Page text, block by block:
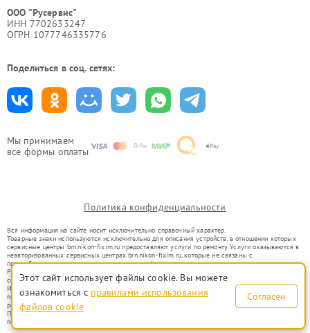
Мы принимаем
все формы оплаты
ООО "Русервис"
ИНН 7702633247
ОГРН 1077746335776
Поделиться в соц. сетях:
Политика конфиденциальности
Вся информация на сайте носит исключительно справочный характер.
Товарные знаки используются исключительно для описания устройств, в отношении которых
сервисные центры brn.nikon-fixim.ru предоставляют услуги по ремонту. Услуги оказываются в
неавторизованных сервисных центрах brn.nikon-fixim.ru, которые не связаны с
правообладателями товарных знаков или их официальными представителями.
Ремонт осуществляется для устройств, уже введенных в гражданский оборот в соответствии
со статьей 1487 ГК РФ.
Использование товарных знаков не преследует цели индивидуализации услуг или введения
потребителей в заблуждение, а служит для информирования о предоставляемых услугах по
ремонту техники указанных брендов.
Представленная на сайте информация не является публичной офертой, определяемой
положениями Статьи 437(2) Гражданского кодекса РФ
Этот сайт использует файлы cookie. Вы можете
ознакомиться с правилами использования
файлов cookie
Согласен